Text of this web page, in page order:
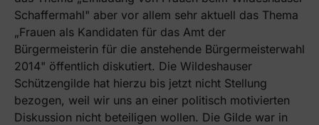
Schaffermahl" aber vor allem sehr aktuell das Thema
„Frauen als Kandidaten für das Amt der
Bürgermeisterin für die anstehende Bürgermeisterwahl
2014" öffentlich diskutiert. Die Wildeshauser
Schützengilde hat hierzu bis jetzt nicht Stellung
bezogen, weil wir uns an einer politisch motivierten
Diskussion nicht beteiligen wollen. Die Gilde war in